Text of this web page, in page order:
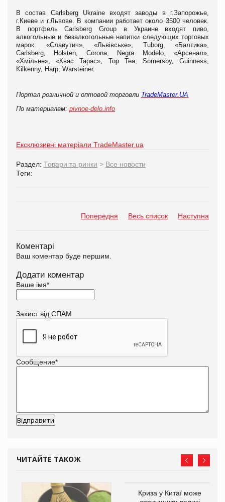
В состав Carlsberg Ukraine входят заводы в г.Запорожье,
г.Киеве и г.Львове. В компании работает около 3500 человек.
В портфель Carlsberg Group в Украине входят пиво,
алкогольные и безалкогольные напитки следующих торговых
марок: «Славутич», «Львівське», Tuborg, «Балтика»,
Carlsberg, Holsten, Corona, Negra Modelo, «Арсенал»,
«Хмільне», «Квас Тарас», Top Tea, Somersby, Guinness,
Kilkenny, Harp, Warsteiner.
Портал розничной и оптовой торговли TradeMaster.UA
По материалам: pivnoe-delo.info
Ексклюзивні матеріали TradeMaster.ua
Раздел: Товари та ринки > Все новости
Теги:
Попередня Весь список Наступна
Коментарі
Ваш коментар буде першим.
Додати коментар
Ваше імя*
Захист від СПАМ
Сообщение*
ЧИТАЙТЕ ТАКОЖ
Криза у Китаї може